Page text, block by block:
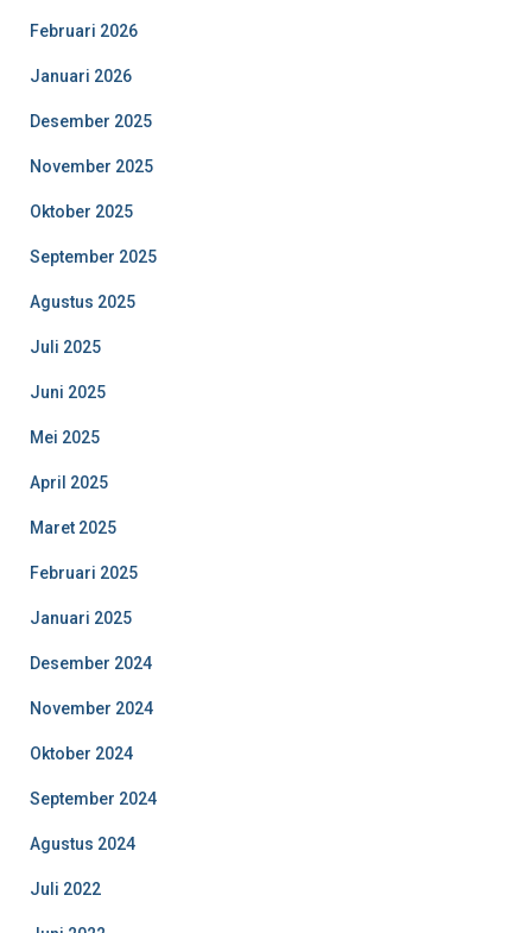
Februari 2026
Januari 2026
Desember 2025
November 2025
Oktober 2025
September 2025
Agustus 2025
Juli 2025
Juni 2025
Mei 2025
April 2025
Maret 2025
Februari 2025
Januari 2025
Desember 2024
November 2024
Oktober 2024
September 2024
Agustus 2024
Juli 2022